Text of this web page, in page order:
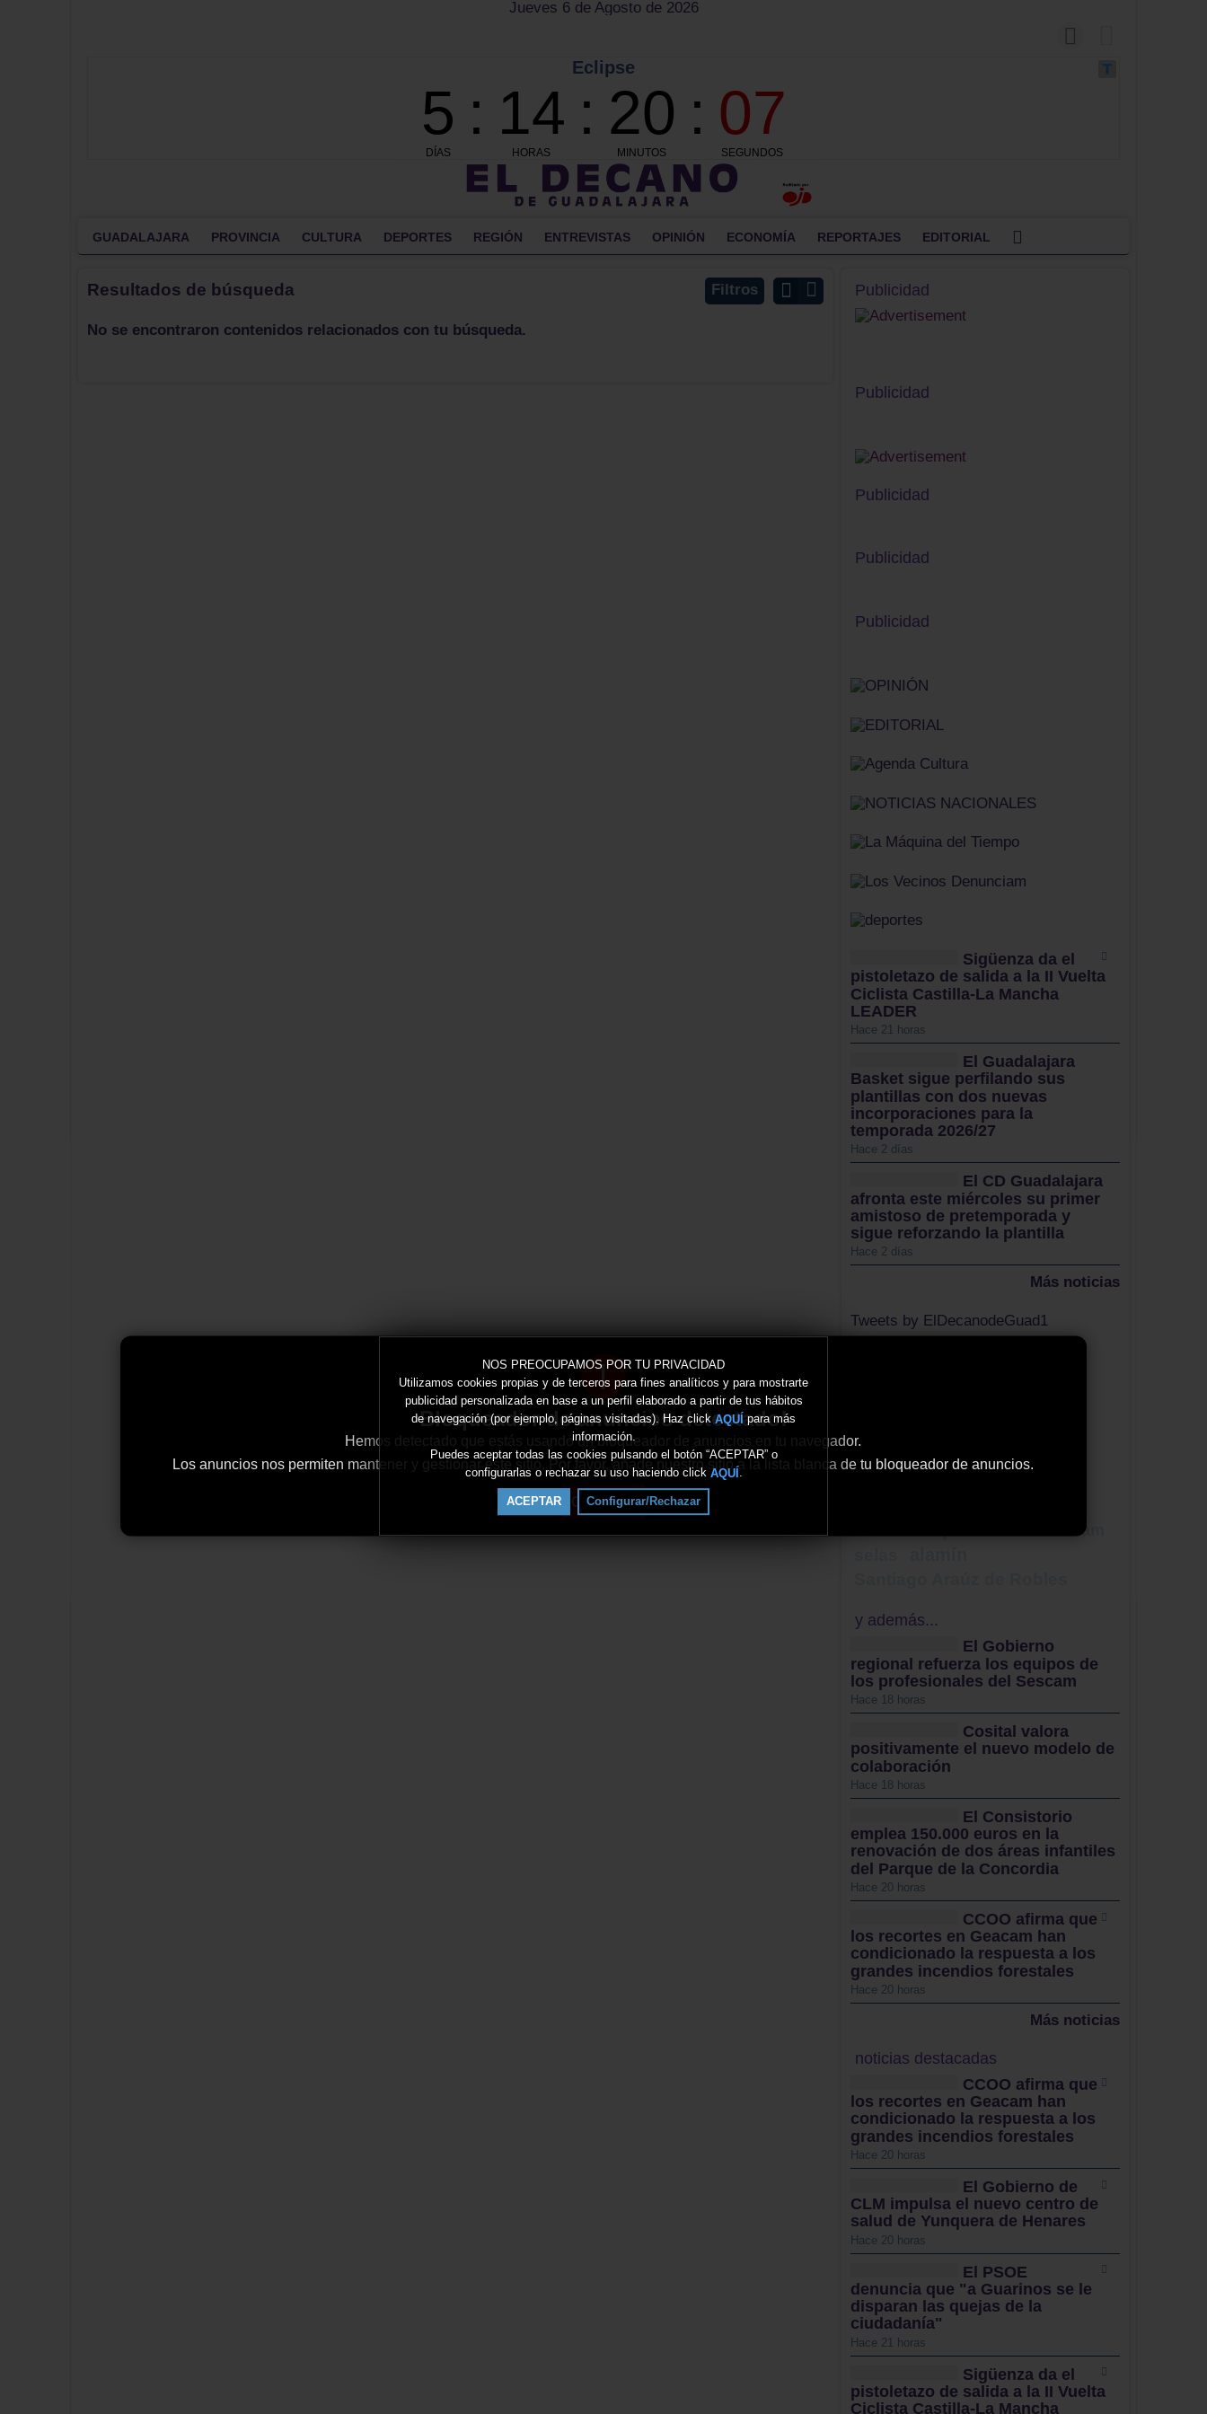
!
Bloqueador de anuncios detectado!
Hemos detectado que estás usando un bloqueador de anuncios en tu navegador.
Los anuncios nos permiten mantener y gestionar este sitio. Por favor, añade nuestro sitio a la lista blanca de tu bloqueador de anuncios.
Continuar
NOS PREOCUPAMOS POR TU PRIVACIDAD
Utilizamos cookies propias y de terceros para fines analíticos y para mostrarte
publicidad personalizada en base a un perfil elaborado a partir de tus hábitos
de navegación (por ejemplo, páginas visitadas). Haz click AQUÍ para más
información.
Puedes aceptar todas las cookies pulsando el botón “ACEPTAR” o
configurarlas o rechazar su uso haciendo click AQUÍ .
ACEPTAR Configurar/Rechazar
Jueves 6 de Agosto de 2026
GUADALAJARA PROVINCIA CULTURA DEPORTES REGIÓN ENTREVISTAS OPINIÓN ECONOMÍA REPORTAJES EDITORIAL
Filtros
Resultados de búsqueda
No se encontraron contenidos relacionados con tu búsqueda.
Publicidad
Publicidad
Publicidad
Publicidad
Publicidad
Sigüenza da el
pistoletazo de salida a la II Vuelta
Ciclista Castilla-La Mancha
LEADER
Hace 21 horas
El Guadalajara
Basket sigue perfilando sus
plantillas con dos nuevas
incorporaciones para la
temporada 2026/27
Hace 2 días
El CD Guadalajara
afronta este miércoles su primer
amistoso de pretemporada y
sigue reforzando la plantilla
Hace 2 días
Más noticias
Tweets by ElDecanodeGuad1
primera piedra
Fedicam
y además...
El Gobierno
regional refuerza los equipos de
los profesionales del Sescam
Hace 18 horas
Cosital valora
positivamente el nuevo modelo de
colaboración
Hace 18 horas
El Consistorio
emplea 150.000 euros en la
renovación de dos áreas infantiles
del Parque de la Concordia
Hace 20 horas
CCOO afirma que
los recortes en Geacam han
condicionado la respuesta a los
grandes incendios forestales
Hace 20 horas
Más noticias
noticias destacadas
CCOO afirma que
los recortes en Geacam han
condicionado la respuesta a los
grandes incendios forestales
Hace 20 horas
El Gobierno de
CLM impulsa el nuevo centro de
salud de Yunquera de Henares
Hace 20 horas
El PSOE
denuncia que "a Guarinos se le
disparan las quejas de la
ciudadanía"
Hace 21 horas
Sigüenza da el
pistoletazo de salida a la II Vuelta
Ciclista Castilla-La Mancha